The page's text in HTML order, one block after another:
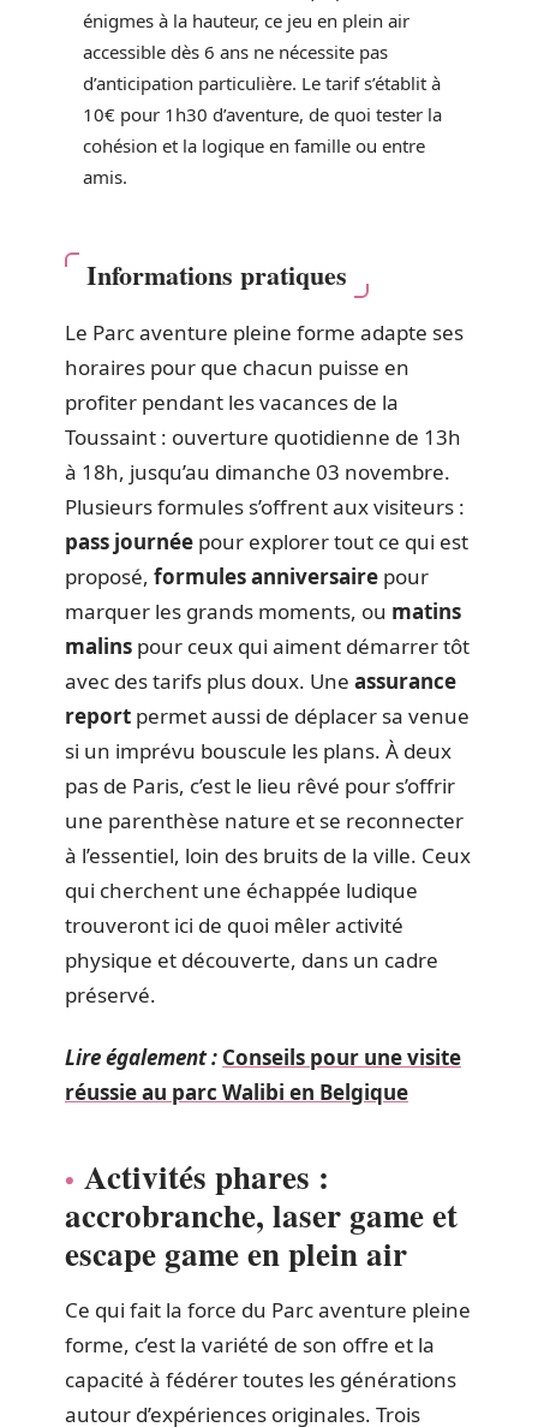
énigmes à la hauteur, ce jeu en plein air
accessible dès 6 ans ne nécessite pas
d’anticipation particulière. Le tarif s’établit à
10€ pour 1h30 d’aventure, de quoi tester la
cohésion et la logique en famille ou entre
amis.
Informations pratiques
Le Parc aventure pleine forme adapte ses
horaires pour que chacun puisse en
profiter pendant les vacances de la
Toussaint : ouverture quotidienne de 13h
à 18h, jusqu’au dimanche 03 novembre.
Plusieurs formules s’offrent aux visiteurs :
pass journée pour explorer tout ce qui est
proposé, formules anniversaire pour
marquer les grands moments, ou matins
malins pour ceux qui aiment démarrer tôt
avec des tarifs plus doux. Une assurance
report permet aussi de déplacer sa venue
si un imprévu bouscule les plans. À deux
pas de Paris, c’est le lieu rêvé pour s’offrir
une parenthèse nature et se reconnecter
à l’essentiel, loin des bruits de la ville. Ceux
qui cherchent une échappée ludique
trouveront ici de quoi mêler activité
physique et découverte, dans un cadre
préservé.
Lire également : Conseils pour une visite
réussie au parc Walibi en Belgique
Activités phares :
accrobranche, laser game et
escape game en plein air
Ce qui fait la force du Parc aventure pleine
forme, c’est la variété de son offre et la
capacité à fédérer toutes les générations
autour d’expériences originales. Trois